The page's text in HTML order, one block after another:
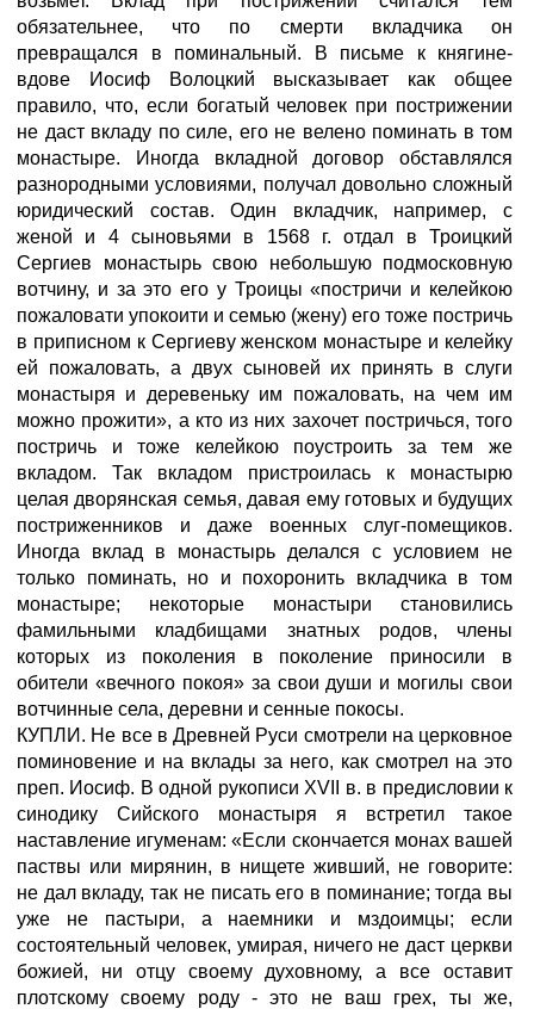
обязательнее, что по смерти вкладчика он
превращался в поминальный. В письме к княгине-
вдове Иосиф Волоцкий высказывает как общее
правило, что, если богатый человек при пострижении
не даст вкладу по силе, его не велено поминать в том
монастыре. Иногда вкладной договор обставлялся
разнородными условиями, получал довольно сложный
юридический состав. Один вкладчик, например, с
женой и 4 сыновьями в 1568 г. отдал в Троицкий
Сергиев монастырь свою небольшую подмосковную
вотчину, и за это его у Троицы «постричи и келейкою
пожаловати упокоити и семью (жену) его тоже постричь
в приписном к Сергиеву женском монастыре и келейку
ей пожаловать, а двух сыновей их принять в слуги
монастыря и деревеньку им пожаловать, на чем им
можно прожити», а кто из них захочет постричься, того
постричь и тоже келейкою поустроить за тем же
вкладом. Так вкладом пристроилась к монастырю
целая дворянская семья, давая ему готовых и будущих
постриженников и даже военных слуг-помещиков.
Иногда вклад в монастырь делался с условием не
только поминать, но и похоронить вкладчика в том
монастыре; некоторые монастыри становились
фамильными кладбищами знатных родов, члены
которых из поколения в поколение приносили в
обители «вечного покоя» за свои души и могилы свои
вотчинные села, деревни и сенные покосы.
КУПЛИ. Не все в Древней Руси смотрели на церковное
поминовение и на вклады за него, как смотрел на это
преп. Иосиф. В одной рукописи XVII в. в предисловии к
синодику Сийского монастыря я встретил такое
наставление игуменам: «Если скончается монах вашей
паствы или мирянин, в нищете живший, не говорите:
не дал вкладу, так не писать его в поминание; тогда вы
уже не пастыри, а наемники и мздоимцы; если
состоятельный человек, умирая, ничего не даст церкви
божией, ни отцу своему духовному, а все оставит
плотскому своему роду - это не ваш грех, ты же,